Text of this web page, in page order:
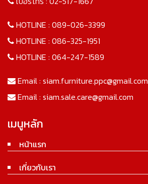
HOTLINE : 089-026-3399
HOTLINE : 086-325-1951
HOTLINE : 064-247-1589
Email : siam.furniture.ppc@gmail.com
Email : siam.sale.care@gmail.com
เมนูหลัก
หน้าแรก
เกี่ยวกับเรา